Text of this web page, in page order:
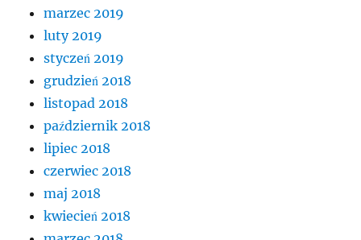
marzec 2019
luty 2019
styczeń 2019
grudzień 2018
listopad 2018
październik 2018
lipiec 2018
czerwiec 2018
maj 2018
kwiecień 2018